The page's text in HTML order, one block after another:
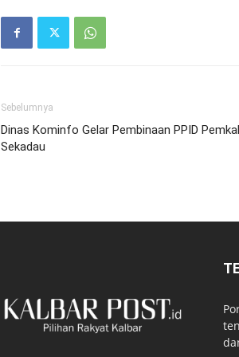
Sebelumnya
Dinas Kominfo Gelar Pembinaan PPID
Sekadau